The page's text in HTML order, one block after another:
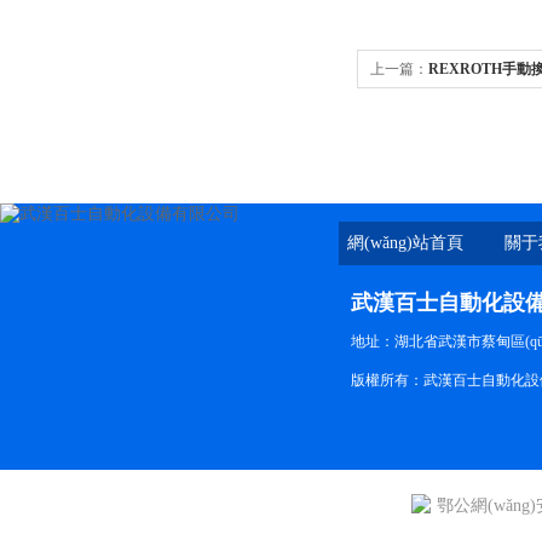
上一篇： REXROTH手動
網(wǎng)站首頁 關
武漢百士自動化設
地址：湖北省武漢市蔡甸區
版權所有：武漢百士自動化
鄂公網(wǎng)